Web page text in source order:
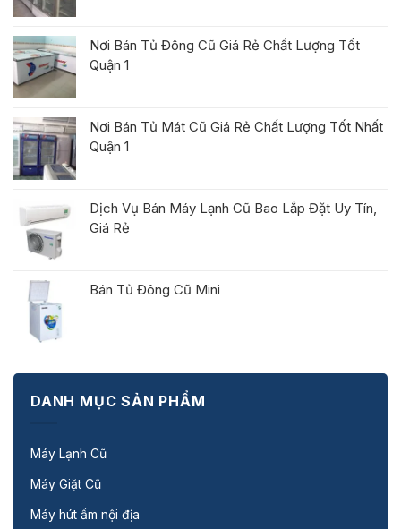
Nơi Bán Tủ Đông Cũ Giá Rẻ Chất Lượng Tốt
Quận 1
Nơi Bán Tủ Mát Cũ Giá Rẻ Chất Lượng Tốt Nhất
Quận 1
Dịch Vụ Bán Máy Lạnh Cũ Bao Lắp Đặt Uy Tín,
Giá Rẻ
Bán Tủ Đông Cũ Mini
DANH MỤC SẢN PHẨM
Máy Lạnh Cũ
Máy Giặt Cũ
Máy hút ẩm nội địa